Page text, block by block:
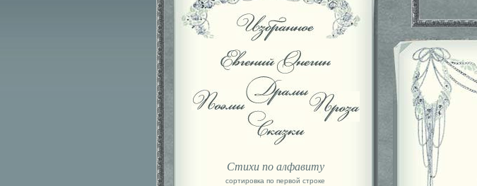
Стихи по алфавиту
сортировка по первой строке